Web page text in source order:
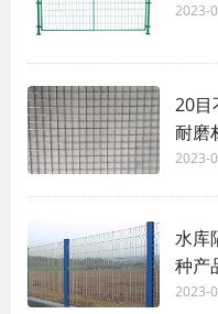
2023-
20目
耐磨
2023-
水库
种产
2023-